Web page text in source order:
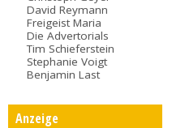
David Reymann
Freigeist Maria
Die Advertorials
Tim Schieferstein
Stephanie Voigt
Benjamin Last
Anzeige